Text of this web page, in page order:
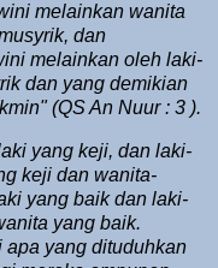
melainkan wanita
dan
melainkan oleh laki-
dan yang demikian
(QS An Nuur : 3 ).
yang keji, dan laki-
keji dan wanita-
yang baik dan laki-
yang baik.
apa yang dituduhkan